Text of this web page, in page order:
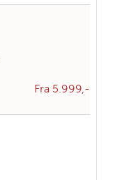
Fra 5.999,-